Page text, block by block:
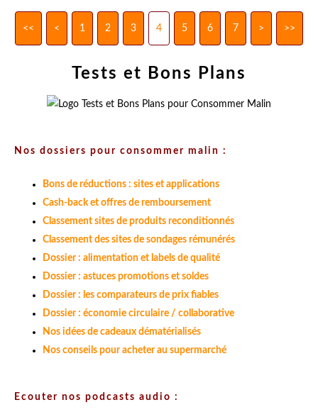
<< < 1 2 3 4 5 6 7 > >>
Tests et Bons Plans
Nos dossiers pour consommer malin :
Bons de réductions : sites et applications
Cash-back et offres de remboursement
Classement sites de produits reconditionnés
Classement des sites de sondages rémunérés
Dossier : alimentation et labels de qualité
Dossier : astuces promotions et soldes
Dossier : les comparateurs de prix fiables
Dossier : économie circulaire / collaborative
Nos idées de cadeaux dématérialisés
Nos conseils pour acheter au supermarché
Ecouter nos podcasts audio :